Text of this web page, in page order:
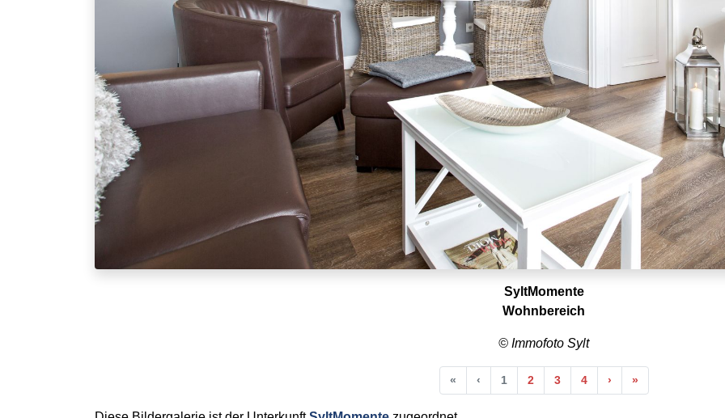
SyltMomente
Wohnbereich
© Immofoto Sylt
«Anfang
‹Vorherige
1 2 3 4 ›Nächste
»Ende